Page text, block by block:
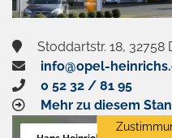
Stoddartstr. 18, 32758
info@opel-
0 52 32 / 81 95
Mehr zu diesem